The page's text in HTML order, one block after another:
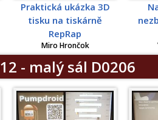
Praktická ukázka 3D
tisku na tiskárně
RepRap
Miro Hrončok
- malý sál D0206